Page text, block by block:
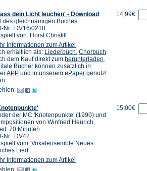
dein Licht leuchen' - Download
des gleichnamigen Buches
Nr.: DV16/0218
von: Horst Christill
Informationen zum Artikel
erhältlich als: Liederbuch Chorbuch
dem Kauf direkt zum herunterladen
einem
Bücher können zusätzlich in
APP(Öffnet
einem
neuen
und in unserem ePaper(Öffnet
genutzt
14,99€
der MC 'Knotenpunkte' (1990) und
von Winfried Heurich,
70 Minuten
Nr.: DV42
vom: Vokalensemble Neues
Lied
Informationen zum Artikel
15,00€